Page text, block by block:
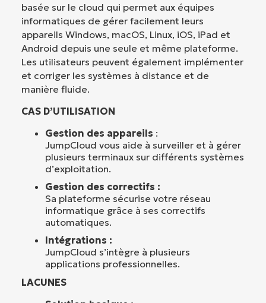
basée sur le cloud qui permet aux équipes
informatiques de gérer facilement leurs
appareils Windows, macOS, Linux, iOS, iPad et
Android depuis une seule et même plateforme.
Les utilisateurs peuvent également implémenter
et corriger les systèmes à distance et de
manière fluide.
CAS D’UTILISATION
Gestion des appareils :
JumpCloud vous aide à surveiller et à gérer
plusieurs terminaux sur différents systèmes
d’exploitation.
Gestion des correctifs :
Sa plateforme sécurise votre réseau
informatique grâce à ses correctifs
automatiques.
Intégrations :
JumpCloud s’intègre à plusieurs
applications professionnelles.
LACUNES